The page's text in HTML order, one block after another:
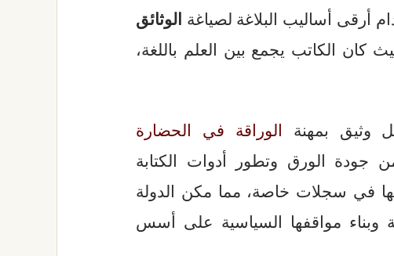
أرقى أساليب البلاغة لصياغة الوثائق
كان الكاتب يجمع بين العلم باللغة،
وثيق بمهنة
الوراقة في الحضارة
جودة الورق وتطور أدوات الكتابة
في سجلات خاصة، مما مكن الدولة
وبناء مواقفها السياسية على أسس